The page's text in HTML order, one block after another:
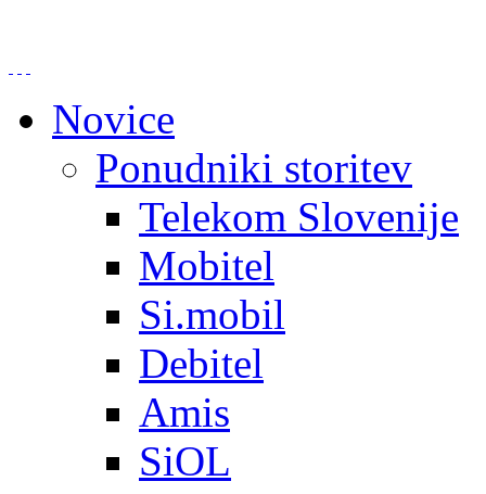
Novice
Ponudniki storitev
Telekom Slovenije
Mobitel
Si.mobil
Debitel
Amis
SiOL